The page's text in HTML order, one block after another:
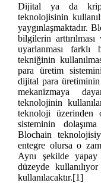
Dijital ya da
teknolojisinin
yaygınlaşmaktadır.
bilgilerin
uyarlanması
tekniğinin
para üretim
dijital para
mekanizmaya
teknolojinin
teknoloji üzerinden
sisteminin
Blochain
entegre olursa o
Aynı şekilde
düzeyde
kullanılacaktır.[1]